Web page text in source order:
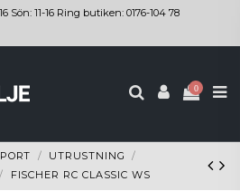
Sön: 11-16 Ring butiken: 0176-104 78
0
UTRUSTNING
FISCHER RC CLASSIC WS